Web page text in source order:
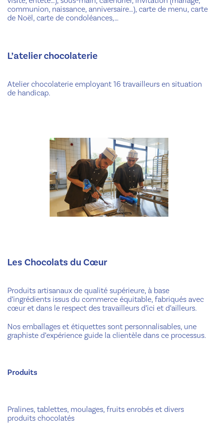
communion, naissance, anniversaire…), carte de menu, carte
de Noël, carte de condoléances,…
L’atelier chocolaterie
Atelier chocolaterie employant 16 travailleurs en situation
de handicap.
Les Chocolats du Cœur
Produits artisanaux de qualité supérieure, à base
d’ingrédients issus du commerce équitable, fabriqués avec
cœur et dans le respect des travailleurs d’ici et d’ailleurs.
Nos emballages et étiquettes sont personnalisables, une
graphiste d’expérience guide la clientèle dans ce processus.
Produits
Pralines, tablettes, moulages, fruits enrobés et divers
produits chocolatés